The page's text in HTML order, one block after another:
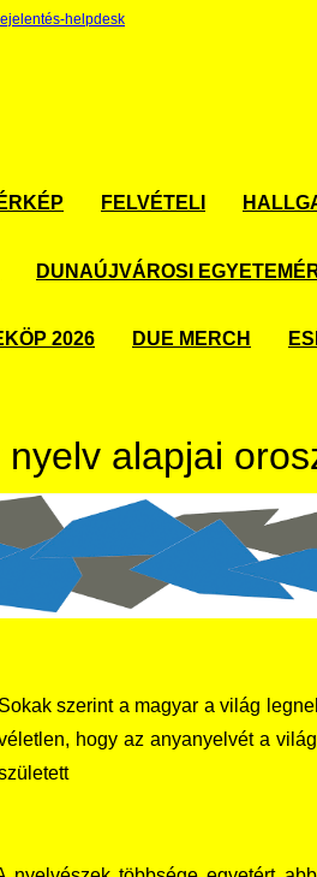
helpdesk
FELVÉTELI
DUNAÚJVÁROSI
2026 DUE MERCH
nyelv alapjai
Sokak szerint a magyar a világ
hogy az anyanyelvét a